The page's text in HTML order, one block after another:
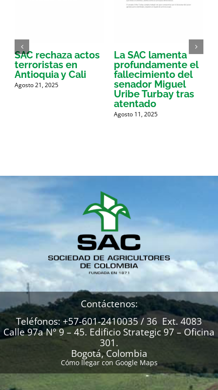
SAC rechaza actos
terroristas en
Antioquia y Cali
Agosto 21, 2025
La SAC lamenta
profundamente el
fallecimiento del
senador Miguel
Uribe Turbay tras
atentado
Agosto 11, 2025
Contáctenos:
Teléfonos: +57-601-2410035 / 36 Ext. 4083
Calle 97a N° 9 – 45. Edificio Strategic 97 – Oficina
301.
Bogotá, Colombia
Cómo llegar con Google Maps